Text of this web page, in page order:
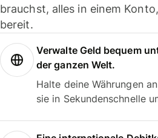
brauchst, alles in einem
bereit.
Verwalte Geld bequem
der ganzen Welt.
Halte deine Währungen
sie in Sekundenschnelle